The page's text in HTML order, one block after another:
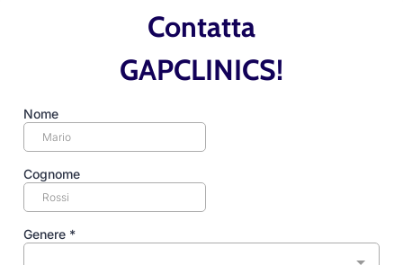
Contatta
GAPCLINICS!
Nome
Cognome
Genere *